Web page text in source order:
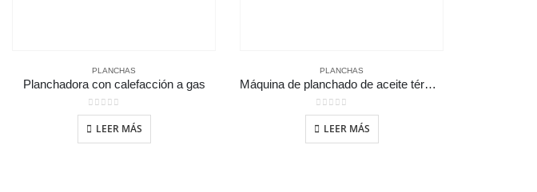
PLANCHAS
Planchadora con calefacción a gas
0out of 5
LEER MÁS
PLANCHAS
Máquina de planchado de aceite térmico industrial
0out of 5
LEER MÁS